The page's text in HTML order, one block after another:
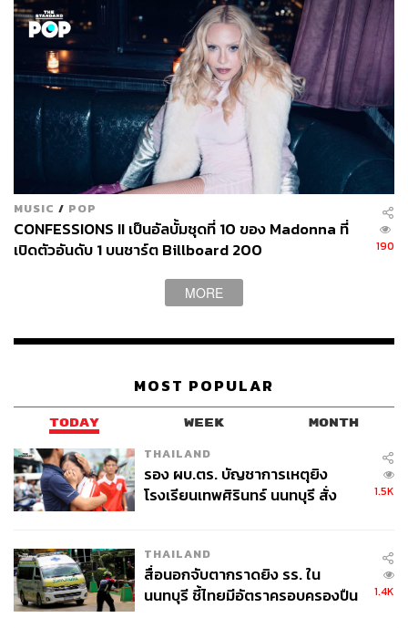
MUSIC / POP
CONFESSIONS II เป็นอัลบั้มชุดที่ 10 ของ Madonna ที่
เปิดตัวอันดับ 1 บนชาร์ต Billboard 200
190
MORE
MOST POPULAR
TODAY WEEK MONTH
THAILAND
รอง ผบ.ตร. บัญชาการเหตุยิง
โรงเรียนเทพศิรินทร์ นนทบุรี สั่ง
1.5K
THAILAND
สื่อนอกจับตากราดยิง รร. ใน
นนทบุรี ชี้ไทยมีอัตราครอบครองปืน
1.4K